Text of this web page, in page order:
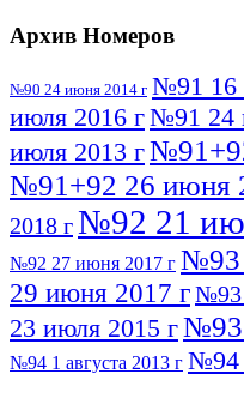
Архив Номеров
№90 24 июня 2014 г №91 16
июля 2016 г№91 24
июля 2013 г
№91+92 26 июня
2018 г№92 21
№92 27 июня 2017 г №93
29 июня 2017 г№93
23 июля 2015 г
№94 1 августа 2013 г №94